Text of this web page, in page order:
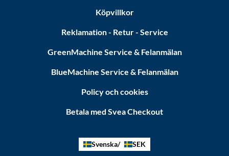
Köpvillkor
Reklamation - Retur - Service
GreenMachine Service & Felanmälan
BlueMachine Service & Felanmälan
Policy och cookies
Betala med Svea Checkout
Svenska SEK